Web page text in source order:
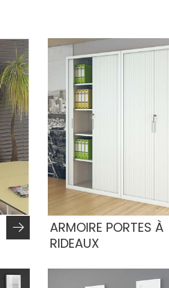
ARMOIRE PORTES À
RIDEAUX